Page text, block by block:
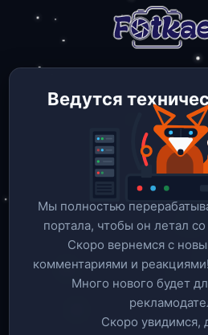
Ведутся
Мы полностью
портала, чтобы он летал
Скоро вернемся c
комментариями и
Много нового будет
Скоро увидимся,